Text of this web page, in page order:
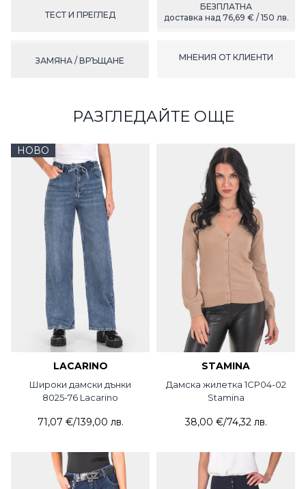
ТЕСТ И ПРЕГЛЕД
БЕЗПЛАТНА
доставка над 76,69 € / 150 лв.
ЗАМЯНА / ВРЪЩАНЕ МНЕНИЯ ОТ КЛИЕНТИ
РАЗГЛЕДАЙТЕ ОЩЕ
НОВО
LACARINO
Широки дамски дънки
8025-76 Lacarino
71,07 €/139,00 лв.
STAMINA
Дамска жилетка 1CP04-02
Stamina
38,00 €/74,32 лв.